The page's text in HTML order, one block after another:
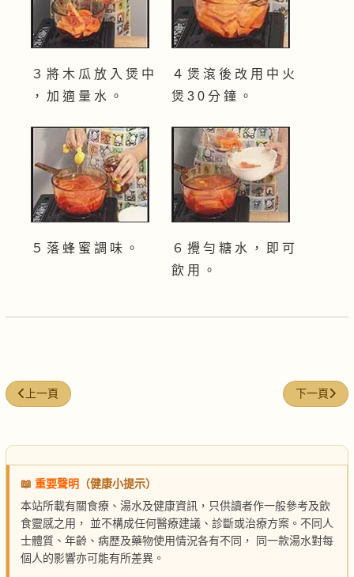
３ 將 木 瓜 放 入 煲 中
， 加 適 量 水 。
４ 煲 滾 後 改 用 中 火
煲 3 0 分 鐘 。
５ 落 蜂 蜜 調 味 。
６ 攪 勻 糖 水 ， 即 可
飲 用 。
上一篇文章: 苦瓜綠豆糖水
上一頁 下一篇文章
下一頁
📖 重要聲明
（健康小提示）
本站所載有關食療、湯水及健康資訊，只供讀者作一般參考及飲
食靈感之用， 並不構成任何醫療建議、診斷或治療方案。不同人
士體質、年齡、病歷及藥物使用情況各有不同， 同一款湯水對每
個人的影響亦可能有所差異。